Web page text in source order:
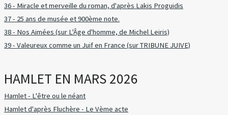
36 - Miracle et merveille du roman, d'après Lakis Proguidis
37 - 25 ans de musée et 900ème note.
38 - Nos Aimées (sur L'Âge d'homme, de Michel Leiris)
39 - Valeureux comme un Juif en France (sur TRIBUNE JUIVE)
HAMLET EN MARS 2026
Hamlet - L'être ou le néant
Hamlet d'après Fluchère - Le Vème acte